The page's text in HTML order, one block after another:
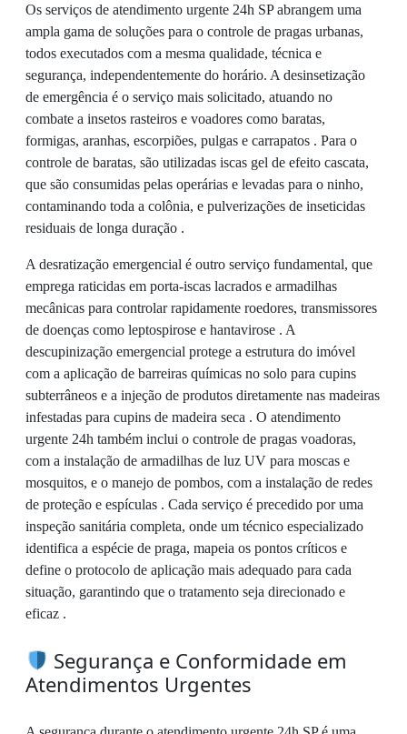
Os serviços de atendimento urgente 24h SP abrangem uma
ampla gama de soluções para o controle de pragas urbanas,
todos executados com a mesma qualidade, técnica e
segurança, independentemente do horário. A desinsetização
de emergência é o serviço mais solicitado, atuando no
combate a insetos rasteiros e voadores como baratas,
formigas, aranhas, escorpiões, pulgas e carrapatos . Para o
controle de baratas, são utilizadas iscas gel de efeito cascata,
que são consumidas pelas operárias e levadas para o ninho,
contaminando toda a colônia, e pulverizações de inseticidas
residuais de longa duração .
A desratização emergencial é outro serviço fundamental, que
emprega raticidas em porta-iscas lacrados e armadilhas
mecânicas para controlar rapidamente roedores, transmissores
de doenças como leptospirose e hantavirose . A
descupinização emergencial protege a estrutura do imóvel
com a aplicação de barreiras químicas no solo para cupins
subterrâneos e a injeção de produtos diretamente nas madeiras
infestadas para cupins de madeira seca . O atendimento
urgente 24h também inclui o controle de pragas voadoras,
com a instalação de armadilhas de luz UV para moscas e
mosquitos, e o manejo de pombos, com a instalação de redes
de proteção e espículas . Cada serviço é precedido por uma
inspeção sanitária completa, onde um técnico especializado
identifica a espécie de praga, mapeia os pontos críticos e
define o protocolo de aplicação mais adequado para cada
situação, garantindo que o tratamento seja direcionado e
eficaz .
Segurança e Conformidade em
Atendimentos Urgentes